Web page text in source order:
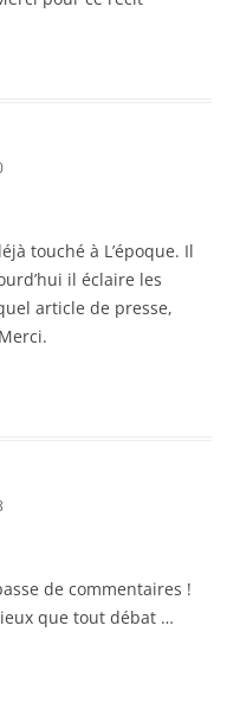
touché à L’époque. Il
il éclaire les
article de presse,
de commentaires !
que tout débat …